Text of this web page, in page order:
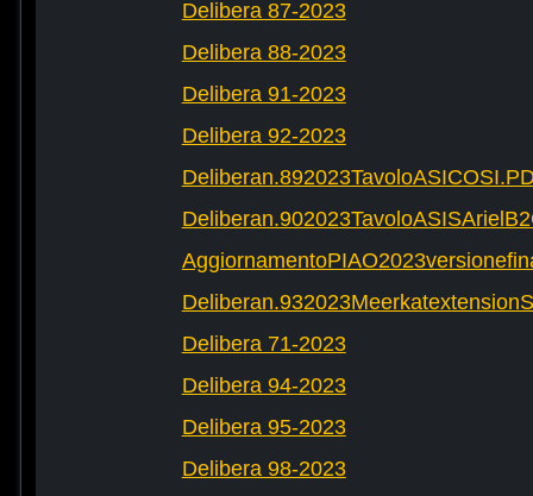
Delibera 87-2023
Delibera 88-2023
Delibera 91-2023
Delibera 92-2023
Delibera 71-2023
Delibera 94-2023
Delibera 95-2023
Delibera 98-2023